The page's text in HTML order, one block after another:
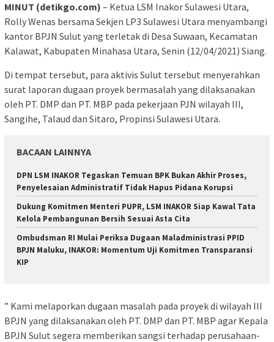
MINUT (detikgo.com) – Ketua LSM Inakor Sulawesi Utara,
Rolly Wenas bersama Sekjen LP3 Sulawesi Utara menyambangi
kantor BPJN Sulut yang terletak di Desa Suwaan, Kecamatan
Kalawat, Kabupaten Minahasa Utara, Senin (12/04/2021) Siang.
Di tempat tersebut, para aktivis Sulut tersebut menyerahkan
surat laporan dugaan proyek bermasalah yang dilaksanakan
oleh PT. DMP dan PT. MBP pada pekerjaan PJN wilayah III,
Sangihe, Talaud dan Sitaro, Propinsi Sulawesi Utara.
BACAAN LAINNYA
DPN LSM INAKOR Tegaskan Temuan BPK Bukan Akhir Proses,
Penyelesaian Administratif Tidak Hapus Pidana Korupsi
Dukung Komitmen Menteri PUPR, LSM INAKOR Siap Kawal Tata
Kelola Pembangunan Bersih Sesuai Asta Cita
Ombudsman RI Mulai Periksa Dugaan Maladministrasi PPID
BPJN Maluku, INAKOR: Momentum Uji Komitmen Transparansi
KIP
” Kami melaporkan dugaan masalah pada proyek di wilayah III
BPJN yang dilaksanakan oleh PT. DMP dan PT. MBP agar Kepala
BPJN Sulut segera memberikan sangsi terhadap perusahaan-